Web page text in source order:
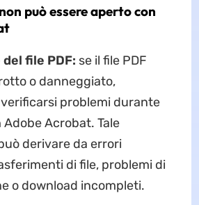
può essere aperto con
file PDF: se il file PDF
o danneggiato,
problemi durante
Acrobat. Tale
derivare da errori
di file, problemi di
o download incompleti.